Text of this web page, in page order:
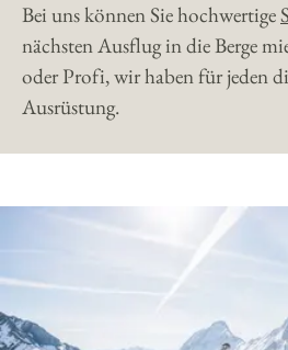
Bei uns können Sie hochwertige
nächsten Ausflug in die Berge
oder Profi, wir haben für jeden
Ausrüstung.